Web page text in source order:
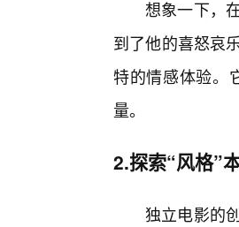
想象一下，
到了他的喜怒哀
特的情感体验。
量。
2.探索“风格”
独立电影的